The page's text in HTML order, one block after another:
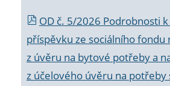
OD č. 5/2026 Podrobnosti
příspěvku ze sociálního fondu
z úvěru na bytové potřeby a
z účelového úvěru na potřeby